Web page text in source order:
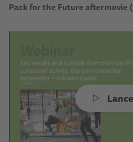
Pack for the Future aftermovie